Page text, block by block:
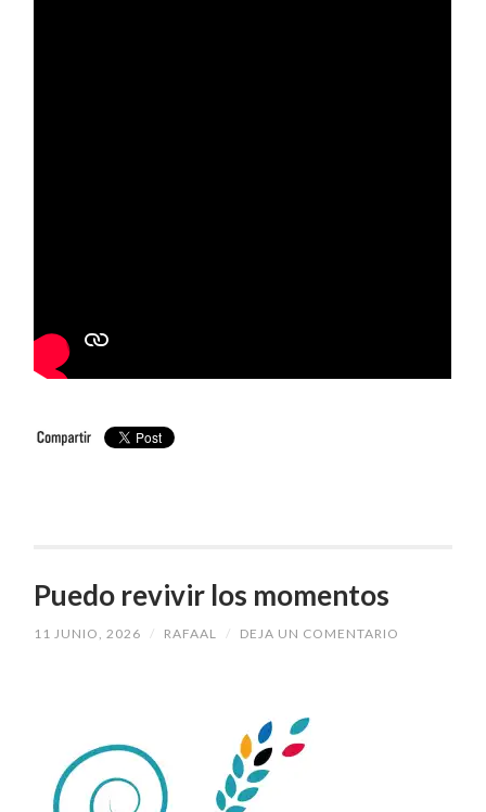
Puedo revivir los momentos
11 JUNIO, 2026 / RAFAAL / DEJA UN COMENTARIO